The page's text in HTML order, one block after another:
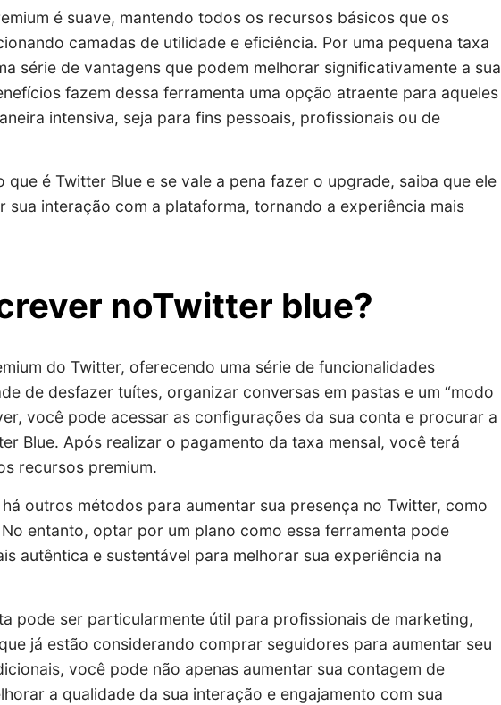
é suave, mantendo todos os recursos básicos que os
camadas de utilidade e eficiência. Por uma pequena taxa
série de vantagens que podem melhorar significativamente a sua
fazem dessa ferramenta uma opção atraente para aqueles
intensiva, seja para fins pessoais, profissionais ou de
que é Twitter Blue e se vale a pena fazer o upgrade, saiba que ele
interação com a plataforma, tornando a experiência mais
noTwitter blue?
do Twitter, oferecendo uma série de funcionalidades
de desfazer tuítes, organizar conversas em pastas e um “modo
você pode acessar as configurações da sua conta e procurar a
Blue. Após realizar o pagamento da taxa mensal, você terá
recursos premium.
outros métodos para aumentar sua presença no Twitter, como
entanto, optar por um plano como essa ferramenta pode
autêntica e sustentável para melhorar sua experiência na
pode ser particularmente útil para profissionais de marketing,
já estão considerando comprar seguidores para aumentar seu
você pode não apenas aumentar sua contagem de
a qualidade da sua interação e engajamento com sua